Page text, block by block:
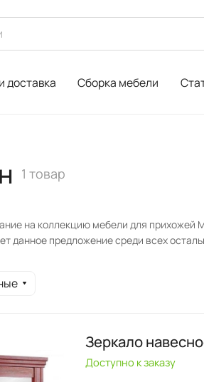
доставка Сборка мебели
1 товар
на коллекцию мебели для прихожей
данное предложение среди всех
Зеркало
Доступно к заказу